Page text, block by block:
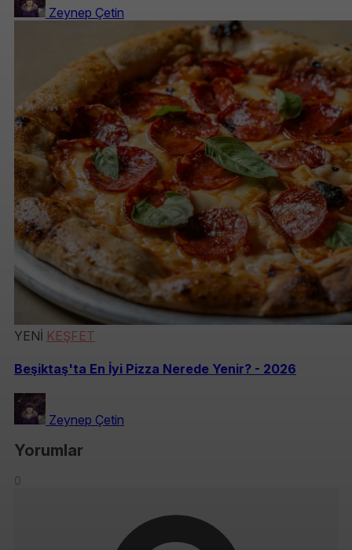
Zeynep Çetin
YENİ KEŞFET
Beşiktaş'ta En İyi Pizza Nerede Yenir? - 2026
Zeynep Çetin
Yorumlar
0